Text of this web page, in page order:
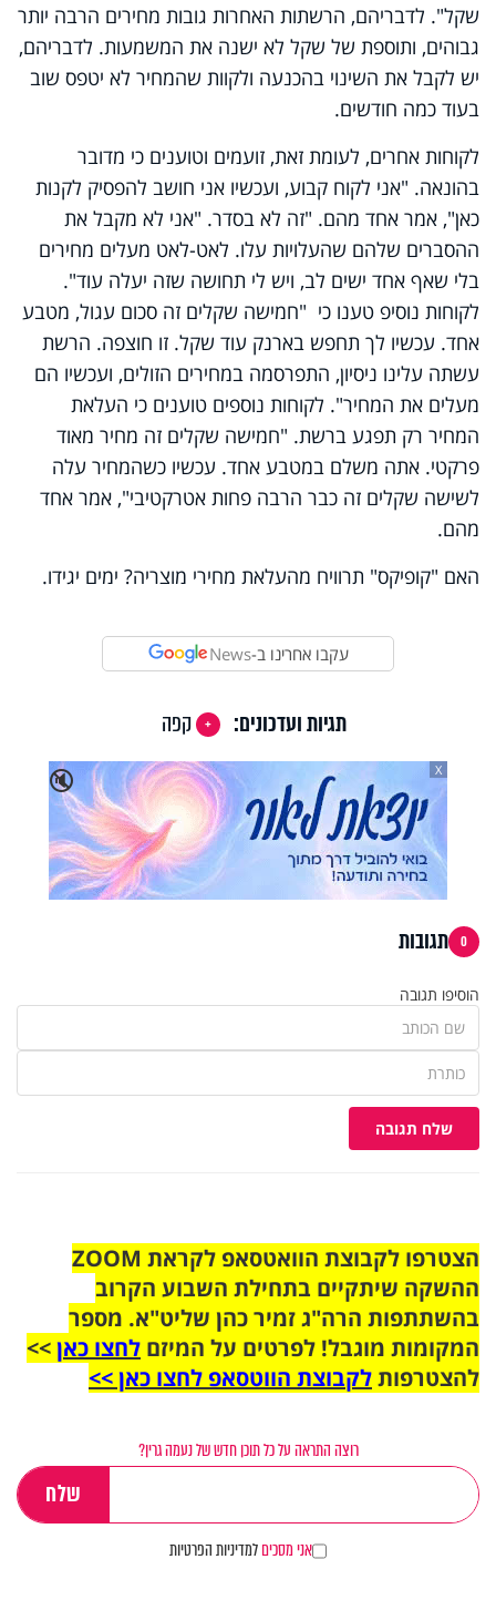
שקל". לדבריהם, הרשתות האחרות גובות מחירים הרבה יותר
גבוהים, ותוספת של שקל לא ישנה את המשמעות. לדבריהם,
יש לקבל את השינוי בהכנעה ולקוות שהמחיר לא יטפס שוב
בעוד כמה חודשים.
לקוחות אחרים, לעומת זאת, זועמים וטוענים כי מדובר
בהונאה. "אני לקוח קבוע, ועכשיו אני חושב להפסיק לקנות
כאן", אמר אחד מהם. "זה לא בסדר. "אני לא מקבל את
ההסברים שלהם שהעלויות עלו. לאט-לאט מעלים מחירים
בלי שאף אחד ישים לב, ויש לי תחושה שזה יעלה עוד".
לקוחות נוסיפ טענו כי "חמישה שקלים זה סכום עגול, מטבע
אחד. עכשיו לך תחפש בארנק עוד שקל. זו חוצפה. הרשת
עשתה עלינו ניסיון, התפרסמה במחירים הזולים, ועכשיו הם
מעלים את המחיר". לקוחות נוספים טוענים כי העלאת
המחיר רק תפגע ברשת. "חמישה שקלים זה מחיר מאוד
פרקטי. אתה משלם במטבע אחד. עכשיו כשהמחיר עלה
לשישה שקלים זה כבר הרבה פחות אטרקטיבי", אמר אחד
מהם.
האם "קופיקס" תרוויח מהעלאת מחירי מוצריה? ימים יגידו.
עקבו אחרינו ב-News
תגיות ועדכונים:
קפה
🔇
X
0 תגובות
הוסיפו תגובה
שלח תגובה
הצטרפו לקבוצת הוואטסאפ לקראת ZOOM
ההשקה שיתקיים בתחילת השבוע הקרוב
בהשתתפות הרה"ג זמיר כהן שליט"א. מספר
המקומות מוגבל! לפרטים על המיזם לחצו כאן>>
להצטרפותלקבוצת הווטסאפ לחצו כאן >>
רוצה התראה על כל תוכן חדש של נעמה גרין?
אני מסכיםלמדיניות הפרטיות